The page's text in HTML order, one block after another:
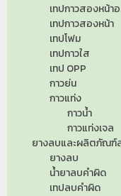
เทปกาวสองหน้า
เทปกาวสองหน้า
เทปโฟม
เทปกาวใส
เทป OPP
กาวย่น
กาวแท่ง
กาวน้ำ
กาวแท่งเจล
ยางลบและผลิตภัณฑ์
ยางลบ
น้ำยาลบคำผิด
เทปลบคำผิด